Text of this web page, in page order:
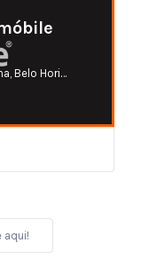
Av. Cel. José Dias Bicalho, 887 - Pampulha, Belo Horizonte - MG